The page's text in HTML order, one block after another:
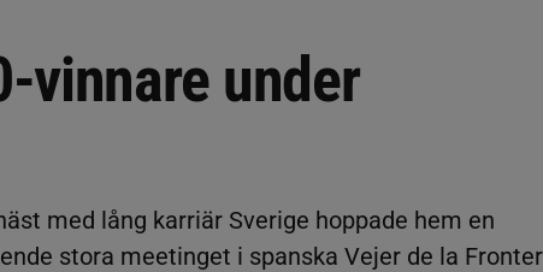
vinnare under
med lång karriär Sverige hoppade hem en
stora meetinget i spanska Vejer de la